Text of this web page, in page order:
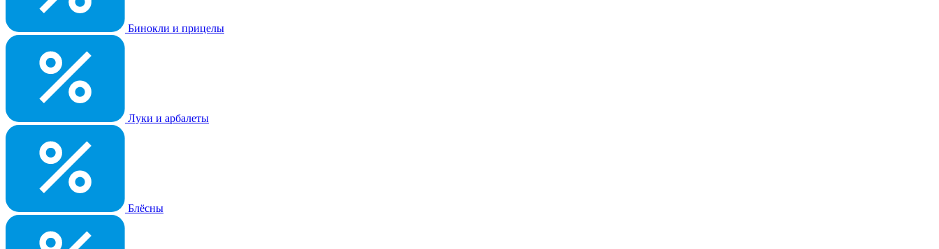
Бинокли и прицелы
Луки и арбалеты
Блёсны